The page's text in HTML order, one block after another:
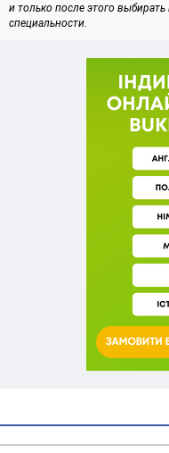
и только после этого
специальности.